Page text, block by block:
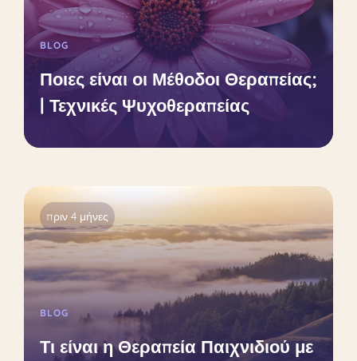
BLOG
Ποιες είναι οι Μέθοδοι Θεραπείας;
| Τεχνικές Ψυχοθεραπείας
πριν 4 μήνες
BLOG
Τι είναι η Θεραπεία Παιχνιδιού με